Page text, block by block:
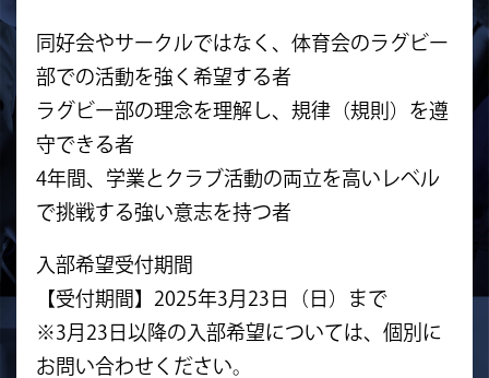
同好会やサークルではなく、体育会のラグビー
部での活動を強く希望する者
ラグビー部の理念を理解し、規律（規則）を遵
守できる者
4年間、学業とクラブ活動の両立を高いレベル
で挑戦する強い意志を持つ者
入部希望受付期間
【受付期間】2025年3月23日（日）まで
※3月23日以降の入部希望については、個別に
お問い合わせください。